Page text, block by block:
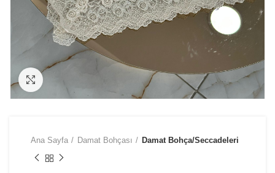
Ana Sayfa Damat Bohçası Damat Bohça/Seccadeleri